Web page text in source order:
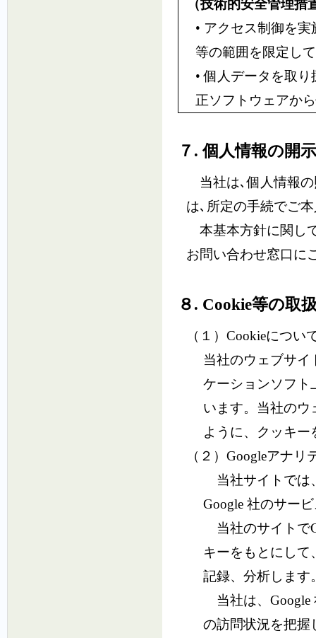
（技術的安全管理措
• アクセス制御を
等の範囲を限定し
• 個人データを取
正ソフトウェアか
７. 個人情報の開
当社は､個人情報の
は､所定の手続でご
本基本方針に関し
お問い合わせ窓口に
８. Cookie等の取
（１）Cookieについ
当社のウェブサイ
ケーションソフト
います。当社のウ
ように、クッキ
（２）Googleアナ
当社サイトでは
Google 社のサー
当社のサイトで
キーをもとにして
記録、分析します
当社は、Google
の訪問状況を把握